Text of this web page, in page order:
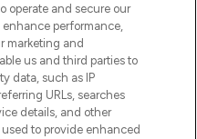
kostenloser
von 30€.
My Personal
operate and secure our
enhance performance,
marketing and
us and third parties to
data, such as IP
URLs, searches
details, and other
to provide enhanced